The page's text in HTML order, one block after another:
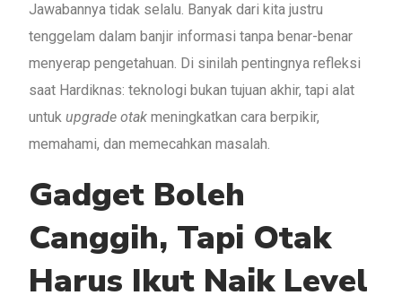
Jawabannya tidak selalu. Banyak dari kita justru
tenggelam dalam banjir informasi tanpa benar-benar
menyerap pengetahuan. Di sinilah pentingnya refleksi
saat Hardiknas: teknologi bukan tujuan akhir, tapi alat
untukupgrade otak meningkatkan cara berpikir,
memahami, dan memecahkan masalah.
Gadget Boleh
Canggih, Tapi Otak
Harus Ikut Naik Level